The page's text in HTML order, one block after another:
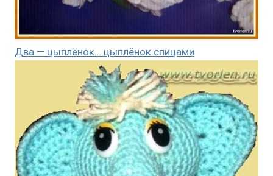
Два — цыплёнок… цыплёнок спицами